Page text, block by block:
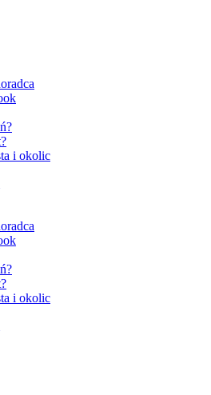
i okolic
i okolic